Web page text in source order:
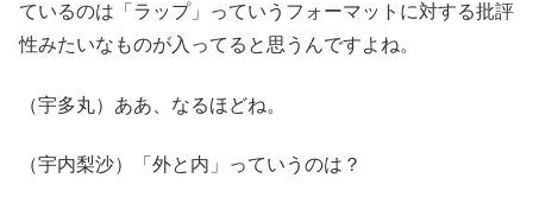
ているのは「ラップ」っていうフォーマットに対する批評
性みたいなものが入ってると思うんですよね。
（宇多丸）ああ、なるほどね。
（宇内梨沙）「外と内」っていうのは？